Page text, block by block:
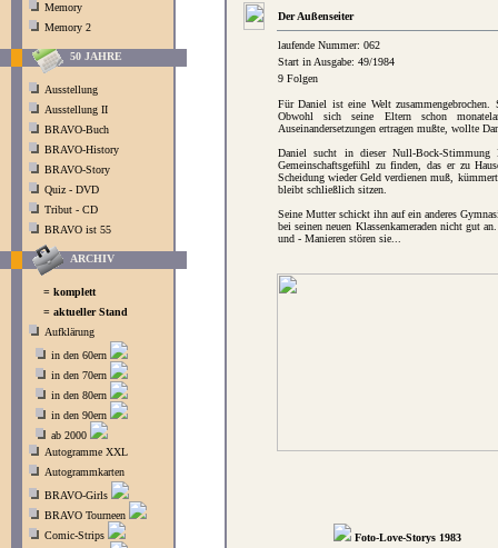
Memory
Memory 2
50 JAHRE
Ausstellung
Ausstellung II
BRAVO-Buch
BRAVO-History
BRAVO-Story
Quiz - DVD
Tribut - CD
BRAVO ist 55
ARCHIV
= komplett
= aktueller Stand
Aufklärung
in den 60ern
in den 70ern
in den 80ern
in den 90ern
ab 2000
Autogramme XXL
Autogrammkarten
BRAVO-Girls
BRAVO Tourneen
Comic-Strips
Der Außenseiter
laufende Nummer: 062
Start in Ausgabe: 49/1984
9 Folgen
Für Daniel ist eine Welt zusammengebrochen.
Obwohl sich seine Eltern schon
Auseinandersetzungen ertragen mußte, wollte
Daniel sucht in dieser Null-Bock-
Gemeinschaftsgefühl zu finden, das er zu
Scheidung wieder Geld verdienen muß,
bleibt schließlich sitzen.
Seine Mutter schickt ihn auf ein anderes
bei seinen neuen Klassenkameraden nicht gut
und - Manieren stören sie...
Foto-Love-Storys 1983